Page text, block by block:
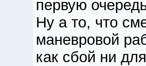
первую
Ну а то, что
маневровой
как сбой ни